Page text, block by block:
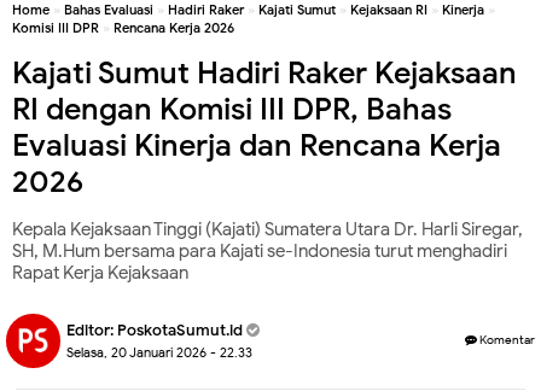
Home » Bahas Evaluasi » Hadiri Raker» Kajati Sumut » Kejaksaan RI » Kinerja »
Komisi III DPR » Rencana Kerja 2026
Kajati Sumut Hadiri Raker Kejaksaan
RI dengan Komisi III DPR, Bahas
Evaluasi Kinerja dan Rencana Kerja
2026
Kepala Kejaksaan Tinggi (Kajati) Sumatera Utara Dr. Harli Siregar,
SH, M.Hum bersama para Kajati se-Indonesia turut menghadiri
Rapat Kerja Kejaksaan
Editor: PoskotaSumut.id
Selasa, 20 Januari 2026 - 22.33
Komentar